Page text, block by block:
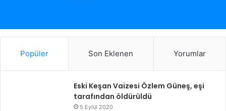
Popüler Son Eklenen Yorumlar
Eski Keşan Vaizesi Özlem Güneş, eşi
tarafından öldürüldü
5 Eylül 2020